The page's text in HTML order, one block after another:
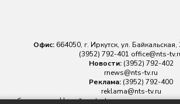
Офис: 664050, г. Иркутск, ул.
(3952) 792-401 office@nts-
Новости: (3952) 792-402
rnews@nts-tv.ru
Реклама: (3952) 792-400
reklama@nts-tv.ru
обязательна. На сайте nts-tv.ru размещаются в